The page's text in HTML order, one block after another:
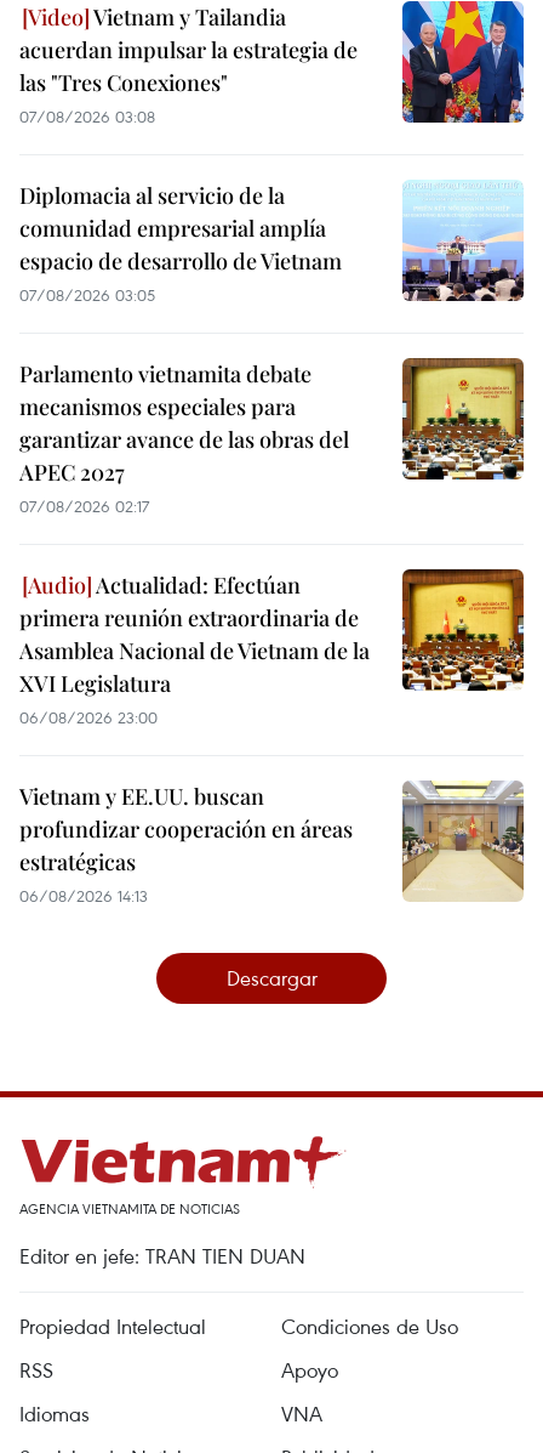
Vietnam y Tailandia
acuerdan impulsar la estrategia de
las "Tres Conexiones"
07/08/2026 03:08
Diplomacia al servicio de la
comunidad empresarial amplía
espacio de desarrollo de Vietnam
07/08/2026 03:05
Parlamento vietnamita debate
mecanismos especiales para
garantizar avance de las obras del
APEC 2027
07/08/2026 02:17
Actualidad: Efectúan
primera reunión extraordinaria de
Asamblea Nacional de Vietnam de la
XVI Legislatura
06/08/2026 23:00
Vietnam y EE.UU. buscan
profundizar cooperación en áreas
estratégicas
06/08/2026 14:13
Descargar
AGENCIA VIETNAMITA DE NOTICIAS
Editor en jefe: TRAN TIEN DUAN
Propiedad Intelectual
Condiciones de Uso
RSS
Apoyo
Idiomas
VNA